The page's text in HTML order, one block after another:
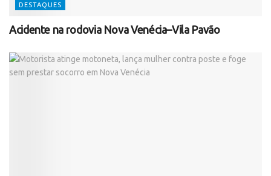
DESTAQUES
Acidente na rodovia Nova Venécia–Vila Pavão